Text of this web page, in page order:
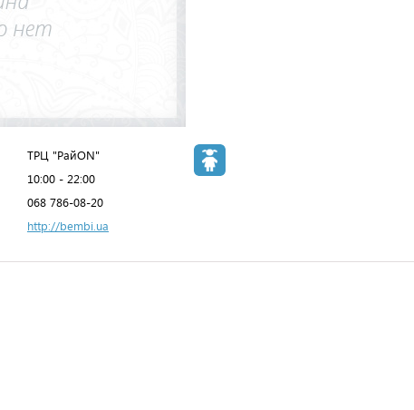
ТРЦ "РайON"
10:00 - 22:00
068 786-08-20
http://bembi.ua